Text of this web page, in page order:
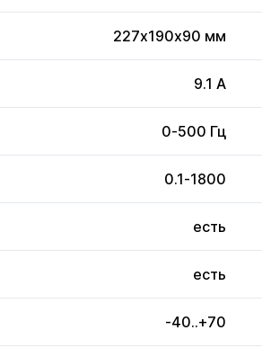
227x190x90 мм
9.1 А
0-500 Гц
0.1-1800
есть
есть
-40..+70